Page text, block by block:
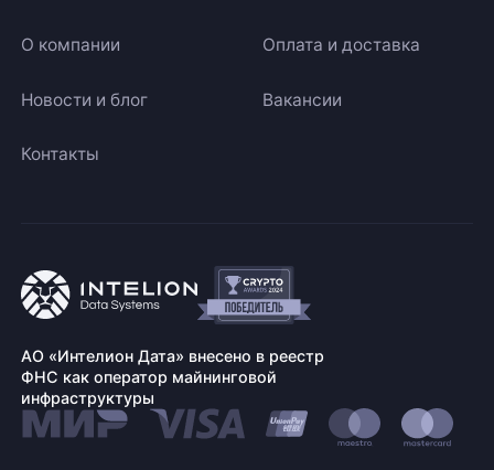
О компании Оплата и доставка
Новости и блог Вакансии
Контакты
АО «Интелион Дата» внесено в реестр
ФНС как оператор майнинговой
инфраструктуры